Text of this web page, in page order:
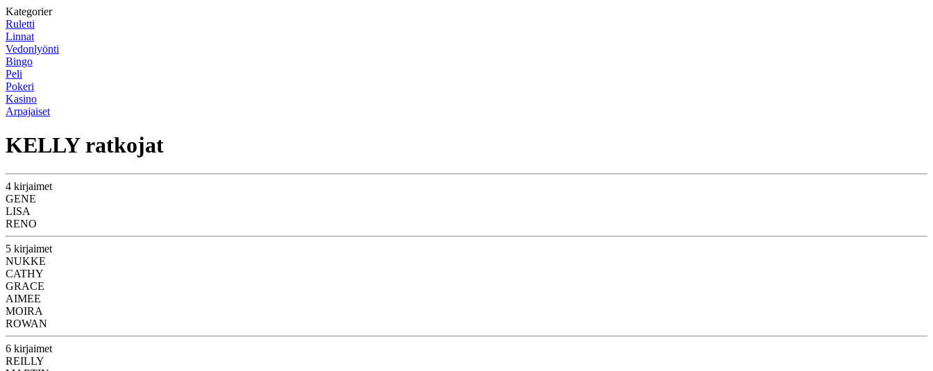
Kategorier
Ruletti
Linnat
Vedonlyönti
Bingo
Peli
Pokeri
Kasino
Arpajaiset
KELLY ratkojat
4 kirjaimet
GENE
LISA
RENO
5 kirjaimet
NUKKE
CATHY
GRACE
AIMEE
MOIRA
ROWAN
6 kirjaimet
REILLY